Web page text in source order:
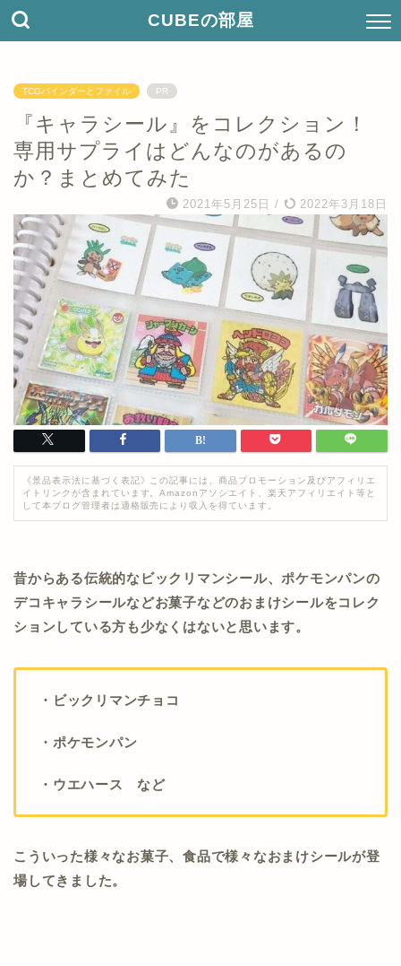
CUBEの部屋
TCGバインダーとファイル PR
『キャラシール』をコレクション！
専用サプライはどんなのがあるの
か？まとめてみた
2021年5月25日 / 2022年3月18日
《景品表示法に基づく表記》この記事には、商品プロモーション及びアフィリエ
イトリンクが含まれています。Amazonアソシエイト、楽天アフィリエイト等と
して本ブログ管理者は適格販売により収入を得ています。
昔からある伝統的なビックリマンシール、ポケモンパンの
デコキャラシールなどお菓子などのおまけシールをコレク
ションしている方も少なくはないと思います。
・ビックリマンチョコ
・ポケモンパン
・ウエハース など
こういった様々なお菓子、食品で様々なおまけシールが登
場してきました。